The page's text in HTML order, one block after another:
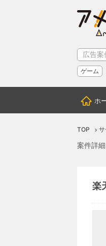
ゲーム
ホ
TOP
案件詳
楽